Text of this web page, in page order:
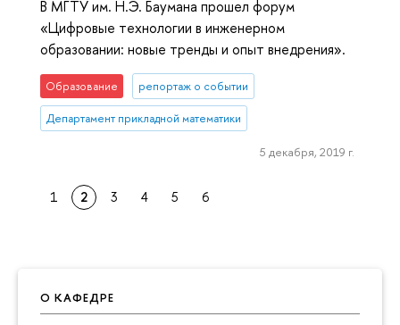
О КАФЕДРЕ
В МГТУ им. Н.Э. Баумана прошел форум
«Цифровые технологии в инженерном
образовании: новые тренды и опыт внедрения».
Образование репортаж о событии
Департамент прикладной математики
5 декабря, 2019 г.
1 2 3 4 5 6